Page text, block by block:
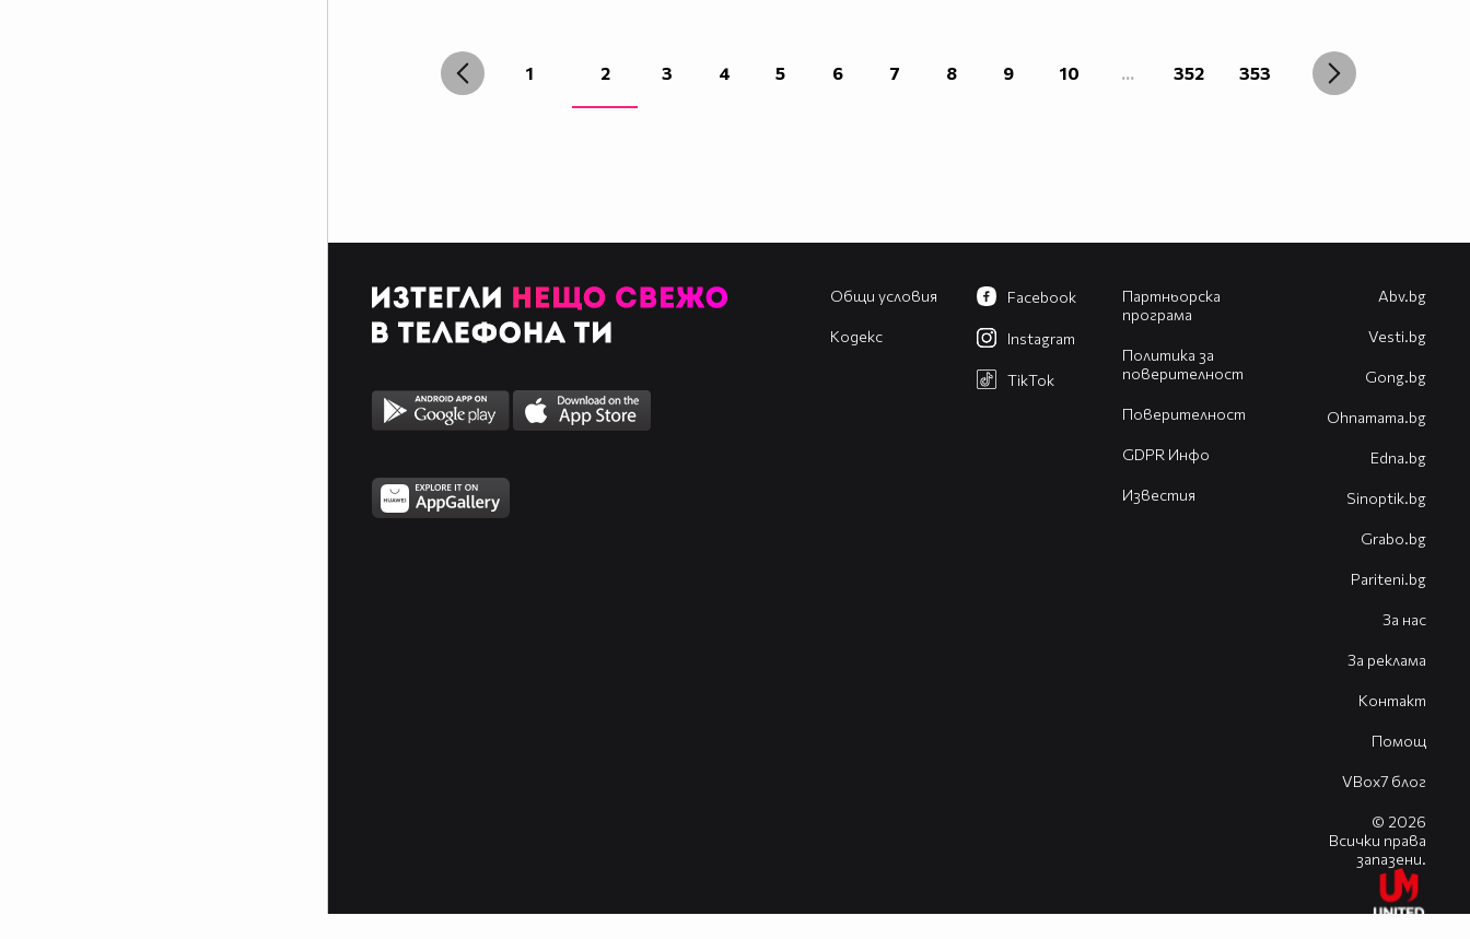
1 2 3 4 5 6 7 8 9 10 ... 352 353
Общи условия
Кодекс
Партньорска
програма
Политика за
поверителност
Поверителност
GDPR Инфо
Известия
Facebook
Instagram
TikTok
Abv.bg
Vesti.bg
Gong.bg
Оhnamama.bg
Edna.bg
Sinoptik.bg
Grabo.bg
Pariteni.bg
За нас
За реклама
Контакт
Помощ
VBox7 блог
© 2026
Всички права
запазени.